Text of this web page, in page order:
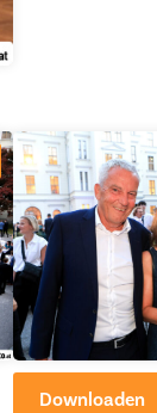
Downloaden